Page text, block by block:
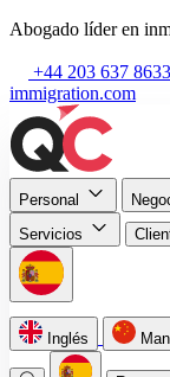
Abogado líder en
+44 203 637 8633
immigration.com
Personal
Servicios
Inglés